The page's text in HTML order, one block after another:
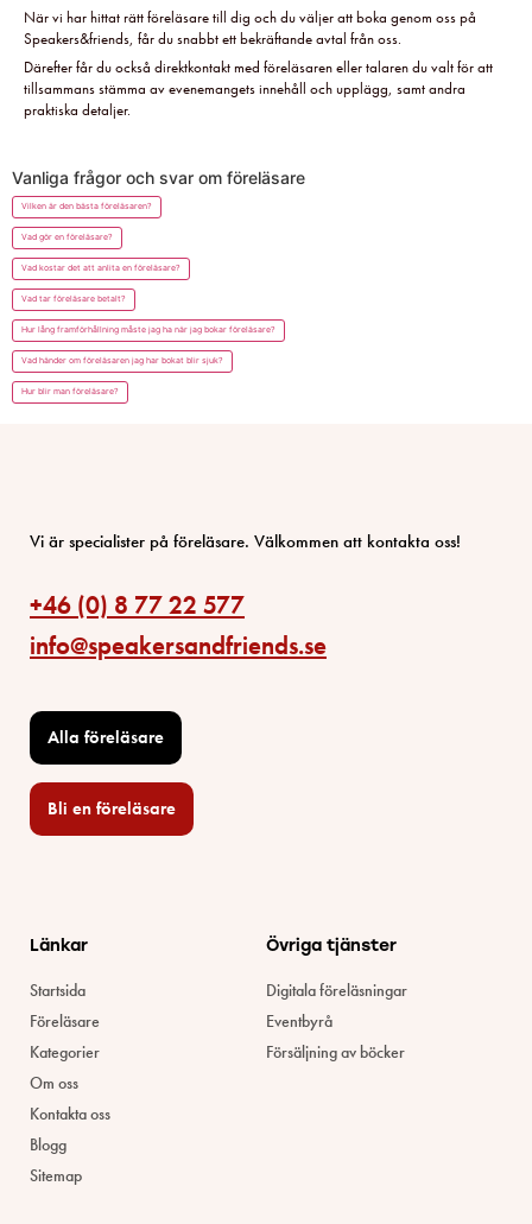
När vi har hittat rätt föreläsare till dig och du väljer att boka genom oss på
Speakers&friends, får du snabbt ett bekräftande avtal från oss.
Därefter får du också direktkontakt med föreläsaren eller talaren du valt för att
tillsammans stämma av evenemangets innehåll och upplägg, samt andra
praktiska detaljer.
Vanliga frågor och svar om föreläsare
Vilken är den bästa föreläsaren?
Vad gör en föreläsare?
Vad kostar det att anlita en föreläsare?
Vad tar föreläsare betalt?
Hur lång framförhållning måste jag ha när jag bokar föreläsare?
Vad händer om föreläsaren jag har bokat blir sjuk?
Hur blir man föreläsare?
Vi är specialister på föreläsare. Välkommen att kontakta oss!
+46 (0) 8 77 22 577
info@speakersandfriends.se
Alla föreläsare
Bli en föreläsare​
Länkar
Startsida
Föreläsare
Kategorier
Om oss
Kontakta oss
Blogg
Sitemap
Övriga tjänster
Digitala föreläsningar
Eventbyrå
Försäljning av böcker